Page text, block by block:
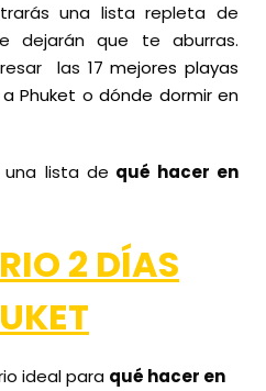
una lista repleta de
dejarán que te aburras.
las 17 mejores playas
Phuket odónde dormir en
una lista de qué hacer en
2 DÍAS
ideal para qué hacer en